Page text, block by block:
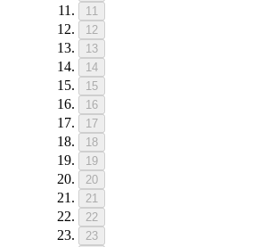
11
12
13
14
15
16
17
18
19
20
21
22
23